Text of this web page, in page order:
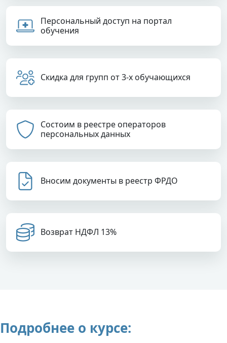
Персональный доступ на портал
обучения
Скидка для групп от 3-х обучающихся
Состоим в реестре операторов
персональных данных
Вносим документы в реестр ФРДО
Возврат НДФЛ 13%
Подробнее о курсе: